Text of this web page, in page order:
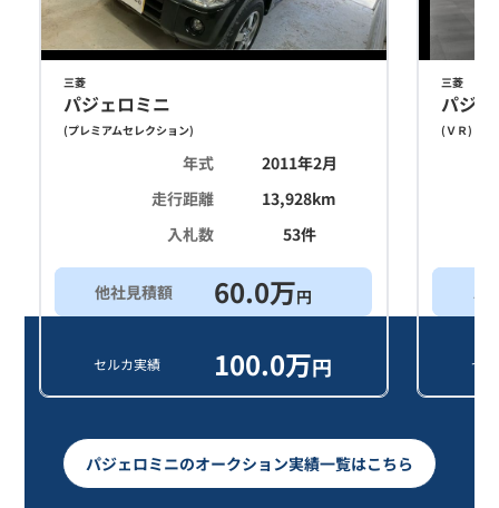
三菱
パジェロミニ
(プレミアムセレクション)
年式
2011年2月
走行距離
13,928km
入札数
53件
他社見積額 60.0万円
セルカ実績 100.0万円
三菱
パジ
(ＶＲ)
ス
セ
パジェロミニのオークション実績一覧はこちら